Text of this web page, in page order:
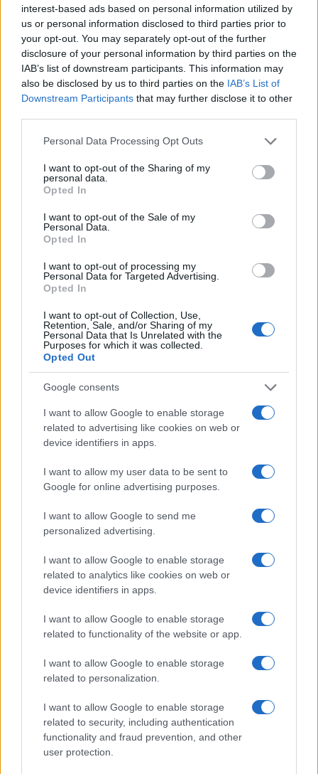
interest-based ads based on personal information utilized by
us or personal information disclosed to third parties prior to
your opt-out. You may separately opt-out of the further
disclosure of your personal information by third parties on the
IAB’s list of downstream participants. This information may
also be disclosed by us to third parties on the IAB’s List of
Downstream Participants that may further disclose it to other
Please note that this website/app uses one or more Google
not limited to your visit or usage behaviour. You may click to
grant or deny consent to Google and its third-party tags to
use your data for below specified purposes in below Google
consent section.
Personal Data Processing Opt Outs
I want to opt-out of the Sharing of my
personal data.
Opted In
I want to opt-out of the Sale of my
Personal Data.
Opted In
I want to opt-out of processing my
Personal Data for Targeted Advertising.
Opted In
I want to opt-out of Collection, Use,
Retention, Sale, and/or Sharing of my
Personal Data that Is Unrelated with the
Purposes for which it was collected.
Opted Out
Google consents
I want to allow Google to enable storage
related to advertising like cookies on web or
device identifiers in apps.
I want to allow my user data to be sent to
Google for online advertising purposes.
I want to allow Google to send me
personalized advertising.
I want to allow Google to enable storage
related to analytics like cookies on web or
device identifiers in apps.
I want to allow Google to enable storage
related to functionality of the website or app.
I want to allow Google to enable storage
related to personalization.
I want to allow Google to enable storage
related to security, including authentication
functionality and fraud prevention, and other
user protection.
Marco Tessari · 10 Ago 2026
NEWS
Come scegliere le scarpe da running donna: comfort
Marco Tessari · 8 Ago 2026
accuse e i dettagli
Alessandro Tassinari · 7 Ago 2026
PIÙ LETTI
Scopri le Olimpiadi Milano Cortina: Sport, Cultura e
Innovazione per un Futuro Sostenibile
Scopri il paradiso degli sport invernali nella
Kleinwalsertal
La Bosnia vince 3-1 sul Qatar grazie ad Alajbegovic e
chiude terza a 4 punti
Bocciature scolastiche: i casi giudiziari che hanno
fatto discutere